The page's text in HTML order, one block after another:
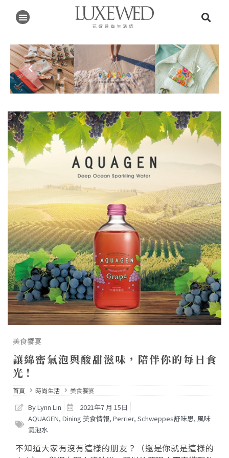
美食饗宴
讓綿密氣泡與酸甜滋味，陪伴你的每日食
光！
首頁 時尚生活 美食饗宴
By Lynn Lin
2021年7 月 15日
AQUAGEN, Dining 美食情報, Perrier, Schweppes舒味思, 風味
氣泡水
不知道大家有沒有這樣的朋友？（還是你就是這樣的